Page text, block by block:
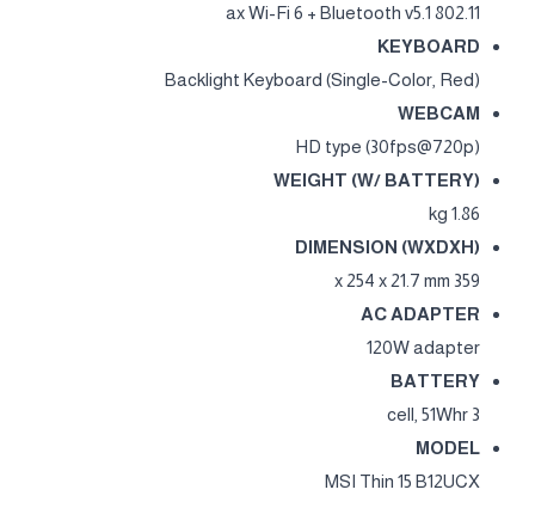
802.11 ax Wi-Fi 6 + Bluetooth v5.1
KEYBOARD
Backlight Keyboard (Single-Color, Red)
WEBCAM
HD type (30fps@720p)
WEIGHT (W/ BATTERY)
1.86 kg
DIMENSION (WXDXH)
359 x 254 x 21.7 mm
AC ADAPTER
120W adapter
BATTERY
3 cell, 51Whr
MODEL
MSI Thin 15 B12UCX